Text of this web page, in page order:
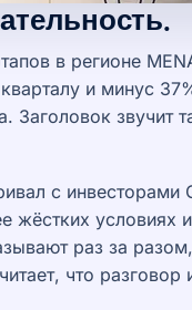
в регионе
и минус
Заголовок звучит
с инвесторами
жёстких условиях
раз за
что разговор